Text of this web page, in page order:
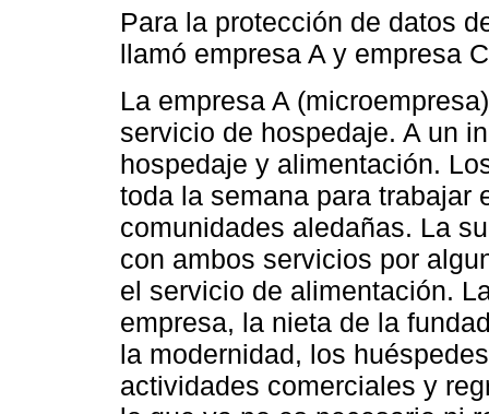
Para la protección de datos
llamó empresa A y empresa
La empresa A
servicio de hospedaje. A un
hospedaje y alimentación.
toda la semana para trabajar
comunidades aledañas. La
con ambos servicios por
el servicio de alimentación.
empresa, la nieta de la
la modernidad, los
actividades comerciales y